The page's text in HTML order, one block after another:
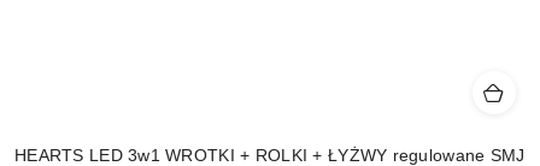
HEARTS LED 3w1 WROTKI + ROLKI + ŁYŻWY regulowane SMJ